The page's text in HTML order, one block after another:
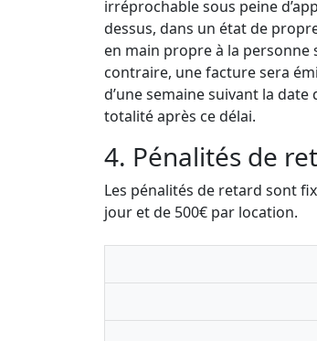
irréprochable sous peine
dessus, dans un état de
en main propre à la personne
contraire, une facture sera
d’une semaine suivant la date
totalité après ce délai.
4. Pénalités de
Les pénalités de retard sont
jour et de 500€ par location.